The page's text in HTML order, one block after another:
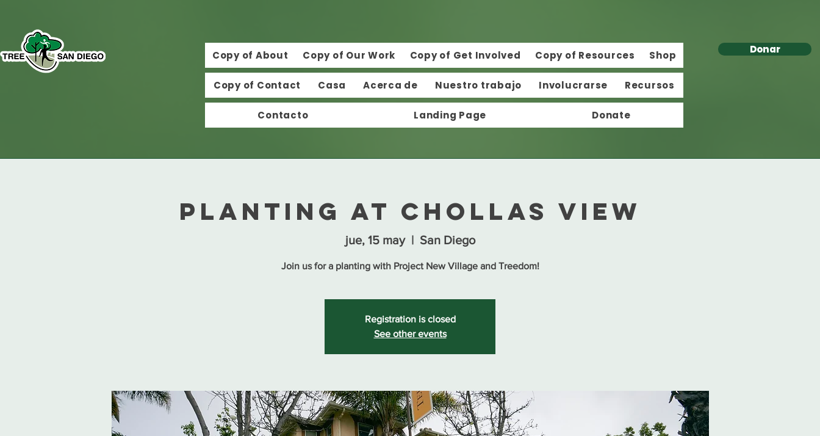
Copy of About Copy of Our Work Copy of Get Involved Copy of Resources Shop
Copy of Contact Casa Acerca de Nuestro trabajo Involucrarse Recursos
Contacto Landing Page Donate
Donar
Planting at Chollas View
jue, 15 may
  |
San Diego
Join us for a planting with Project New Village and Treedom!
Registration is closed
See other events